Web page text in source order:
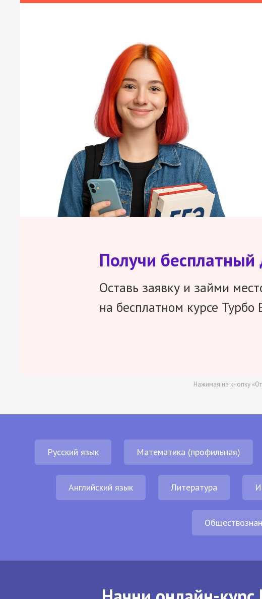
Получи
Оставь заявку и займи
на бесплатном курсе Турбо
Нажимая на кнопку
Русский язык Математика (профильная)
Английский язык Литература